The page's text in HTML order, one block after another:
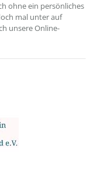
ohne ein persönliches
mal unter auf
unsere Online-